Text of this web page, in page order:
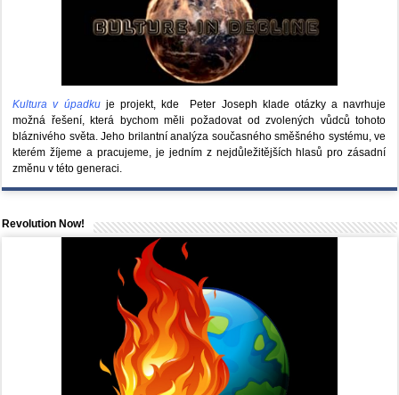
Kultura v úpadkuje projekt, kde Peter Joseph klade otázky a navrhuje
možná řešení, která bychom měli požadovat od zvolených vůdců tohoto
bláznivého světa. Jeho brilantní analýza současného směšného systému, ve
kterém žíjeme a pracujeme, je jedním z nejdůležitějších hlasů pro zásadní
změnu v této generaci.
Revolution Now!